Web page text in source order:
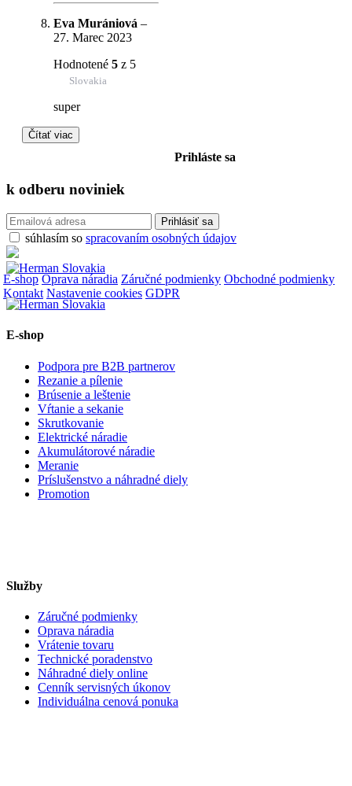
Eva Murániová –
27. Marec 2023
Hodnotené 5 z 5
Slovakia
super
Čítať viac
Prihláste sa
k odberu noviniek
súhlasím so spracovaním osobných údajov
E-shop Oprava náradia Záručné podmienky Obchodné podmienky
Kontakt Nastavenie cookies GDPR
E-shop
Podpora pre B2B partnerov
Rezanie a pílenie
Brúsenie a leštenie
Vŕtanie a sekanie
Skrutkovanie
Elektrické náradie
Akumulátorové náradie
Meranie
Príslušenstvo a náhradné diely
Promotion
Služby
Záručné podmienky
Oprava náradia
Vrátenie tovaru
Technické poradenstvo
Náhradné diely online
Cenník servisných úkonov
Individuálna cenová ponuka